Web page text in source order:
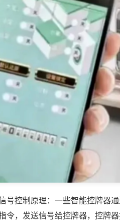
号控制原理：一些智能控牌器
令，发送信号给控牌器，控牌